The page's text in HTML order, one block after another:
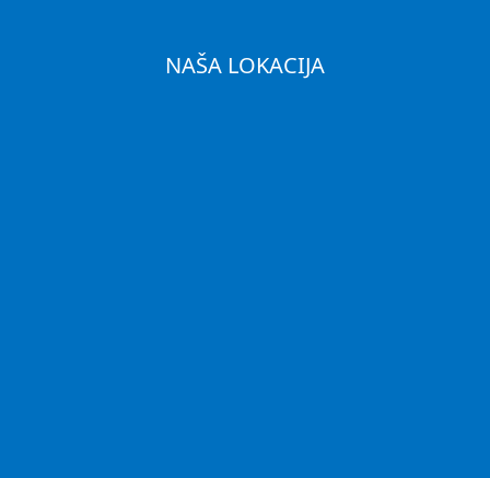
NAŠA LOKACIJA